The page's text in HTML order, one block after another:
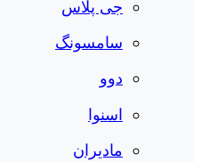
جی پلاس
سامسونگ
دوو
اسنوا
مادیران